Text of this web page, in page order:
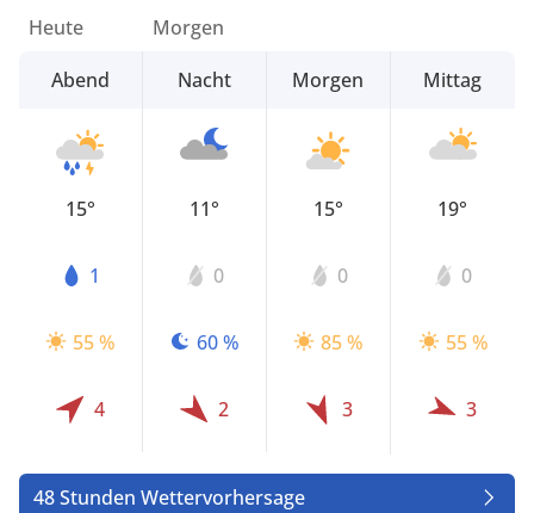
Heute
Abend
15°
1
55 %
4
Morgen
Nacht
11°
0
60 %
2
Morgen
15°
0
85 %
3
Mittag
19°
0
55 %
3
48 Stunden Wettervorhersage